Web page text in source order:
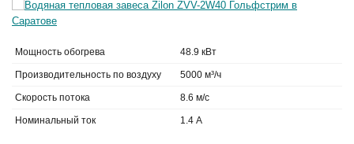
Мощность обогрева 48.9 кВт
Производительность по воздуху 5000 м³/ч
Скорость потока 8.6 м/с
Номинальный ток 1.4 А